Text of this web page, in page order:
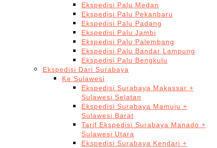
Ekspedisi Palu Medan
Ekspedisi Palu Pekanbaru
Ekspedisi Palu Padang
Ekspedisi Palu Jambi
Ekspedisi Palu Palembang
Ekspedisi Palu Bandar Lampung
Ekspedisi Palu Bengkulu
Ekspedisi Dari Surabaya
Ke Sulawesi
Ekspedisi Surabaya Makassar +
Sulawesi Selatan
Ekspedisi Surabaya Mamuju +
Sulawesi Barat
Tarif Ekspedisi Surabaya Manado +
Sulawesi Utara
Ekspedisi Surabaya Kendari +